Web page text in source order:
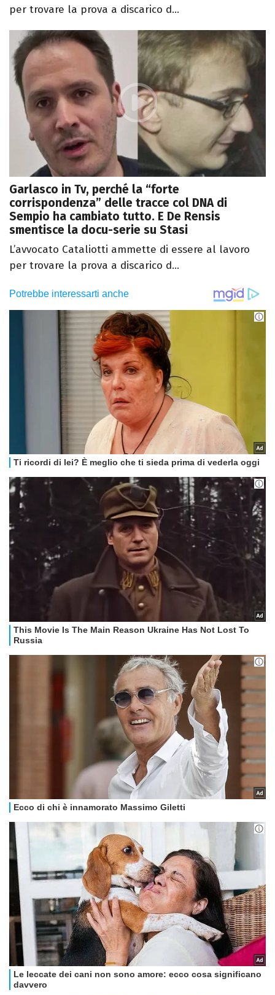
per trovare la prova a discarico d...
Garlasco in Tv, perché la “forte
corrispondenza” delle tracce col DNA di
Sempio ha cambiato tutto. E De Rensis
smentisce la docu-serie su Stasi
L’avvocato Cataliotti ammette di essere al lavoro
per trovare la prova a discarico d...